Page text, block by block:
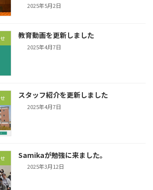
2025年5月2日
教育動画を更新しました
2025年4月7日
スタッフ紹介を更新しました
2025年4月7日
Samikaが勉強に来ました。
2025年3月12日